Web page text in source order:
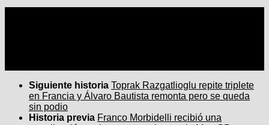
Siguiente historia Toprak Razgatlioglu repite triplete
en Francia y Álvaro Bautista remonta pero se queda
sin podio
Historia previa Franco Morbidelli recibió una